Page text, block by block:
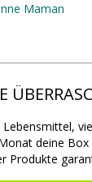
Maman
Lebensmittel,
deine
Produkte